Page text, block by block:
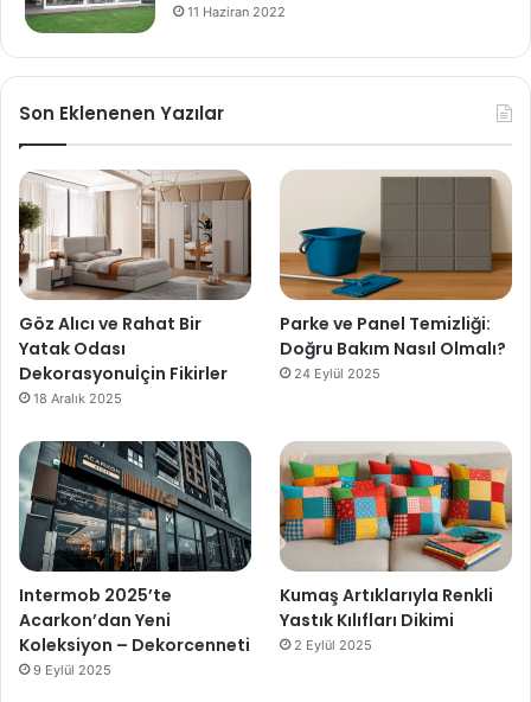
11 Haziran 2022
Son Eklenenen Yazılar
Göz Alıcı ve Rahat Bir
Yatak Odası
Dekorasyonuİçin Fikirler
18 Aralık 2025
Parke ve Panel Temizliği:
Doğru Bakım Nasıl Olmalı?
24 Eylül 2025
Intermob 2025’te
Acarkon’dan Yeni
Koleksiyon – Dekorcenneti
9 Eylül 2025
Kumaş Artıklarıyla Renkli
Yastık Kılıfları Dikimi
2 Eylül 2025